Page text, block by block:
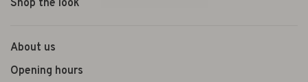
Shop the look
About us
Opening hours